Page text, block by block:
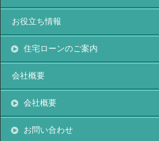
お役立ち情報
住宅ローンのご案内
会社概要
会社概要
お問い合わせ